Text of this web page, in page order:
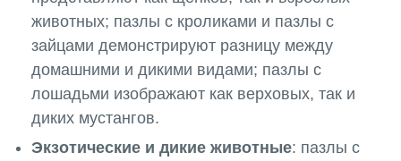
животных; пазлы с кроликами и пазлы с
зайцами демонстрируют разницу между
домашними и дикими видами; пазлы с
лошадьми изображают как верховых, так и
диких мустангов.
Экзотические и дикие животные: пазлы с